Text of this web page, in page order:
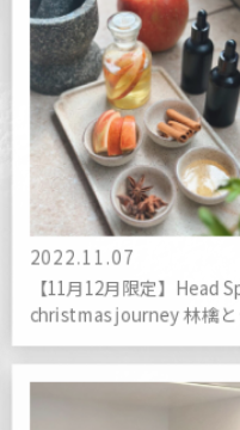
2022.11.07
【11月12月限定】Head
christmas journey 林檎